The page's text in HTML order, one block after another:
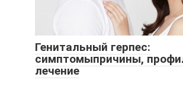
Генитальный герпес:
симптомыпричины,
лечение